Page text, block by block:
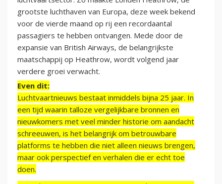
grootste luchthaven van Europa, deze week bekend
voor de vierde maand op rij een recordaantal
passagiers te hebben ontvangen. Mede door de
expansie van British Airways, de belangrijkste
maatschappij op Heathrow, wordt volgend jaar
verdere groei verwacht.
Even dit:
Luchtvaartnieuws bestaat inmiddels bijna 25 jaar. In
een tijd waarin talloze vergelijkbare bronnen en
nieuwkomers met veel minder historie om aandacht
schreeuwen, is het belangrijk om betrouwbare
platforms te hebben die niet alleen nieuws brengen,
maar ook perspectief en verhalen die er echt toe
doen.